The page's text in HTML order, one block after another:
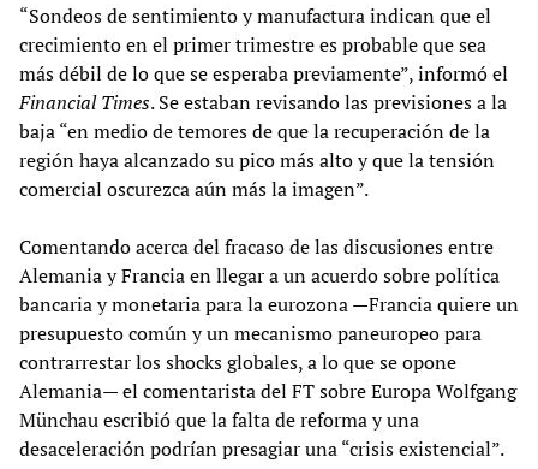
“Sondeos de sentimiento y manufactura indican que el
crecimiento en el primer trimestre es probable que sea
más débil de lo que se esperaba previamente”, informó el
Financial Times. Se estaban revisando las previsiones a la
baja “en medio de temores de que la recuperación de la
región haya alcanzado su pico más alto y que la tensión
comercial oscurezca aún más la imagen”.
Comentando acerca del fracaso de las discusiones entre
Alemania y Francia en llegar a un acuerdo sobre política
bancaria y monetaria para la eurozona —Francia quiere un
presupuesto común y un mecanismo paneuropeo para
contrarrestar los shocks globales, a lo que se opone
Alemania— el comentarista del FT sobre Europa Wolfgang
Münchau escribió que la falta de reforma y una
desaceleración podrían presagiar una “crisis existencial”.